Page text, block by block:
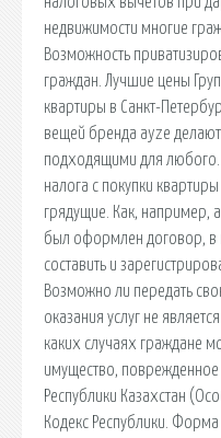
недвижимости многие
Возможность
граждан. Лучшие цены
квартиры в Санкт-
вещей бренда ayze
подходящими для любого.
налога с покупки
грядущие. Как, например,
был оформлен договор, в
составить и
Возможно ли передать
оказания услуг не
каких случаях граждане
имущество, поврежденное
Республики Казахстан
Кодекс Республики. Форма